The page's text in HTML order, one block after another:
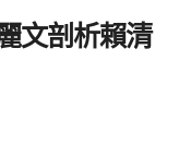
文剖析賴清